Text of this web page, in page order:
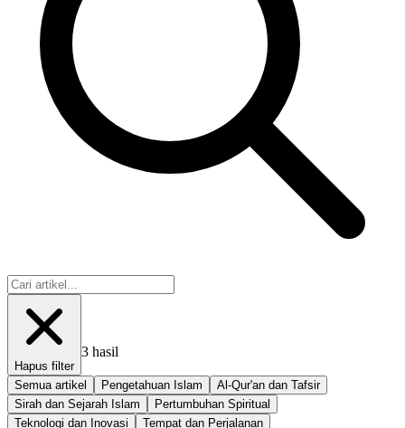
Hapus filter
3 hasil
Semua artikel Pengetahuan Islam
Al-Qur'an dan Tafsir
Sirah dan Sejarah Islam
Pertumbuhan Spiritual
Teknologi dan Inovasi
Tempat dan Perjalanan